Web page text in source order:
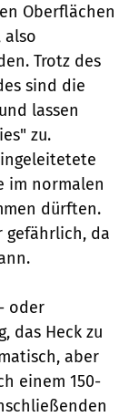
Oberflächen
also
Trotz des
sind die
lassen
zu.
im normalen
dürften.
gefährlich, da
oder
das Heck zu
aber
einem 150-